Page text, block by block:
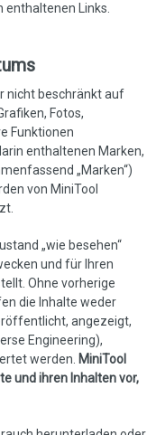
Links.
nicht beschränkt auf
Fotos,
Funktionen
enthaltenen Marken,
„Marken“)
von MiniTool
„wie besehen“
und für Ihren
Ohne vorherige
die Inhalte weder
angezeigt,
Engineering),
werden. MiniTool
und ihren Inhalten vor,